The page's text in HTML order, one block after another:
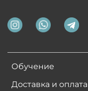
Обучение
Доставка и оплата